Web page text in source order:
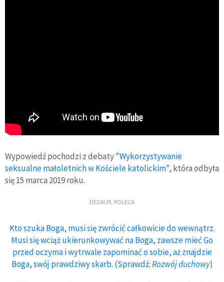
Wypowiedź pochodzi z debaty"Wykorzystywanie
seksualne małoletnich w Kościele katolickim", która odbyła
się 15 marca 2019 roku.
DEON.PL POLECA
Kto szuka Boga, musi się zwrócić całkowicie do wewnątrz.
Musi się wciąż ukierunkowywać na Boga, zawsze mieć Go
przed oczyma i wytrwale zapominać o sobie, aż znajdzie
Boga, swój prawdziwy skarb. (Sprawdź:Rozwój duchowy)